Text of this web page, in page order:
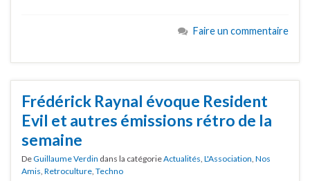
Faire un commentaire
Frédérick Raynal évoque Resident
Evil et autres émissions rétro de la
semaine
DeGuillaume Verdin dans la catégorieActualités, L'Association, Nos
Amis, Retroculture, Techno